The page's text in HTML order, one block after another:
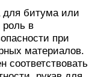
для битума или
роль в
при
материалов.
соответствовать